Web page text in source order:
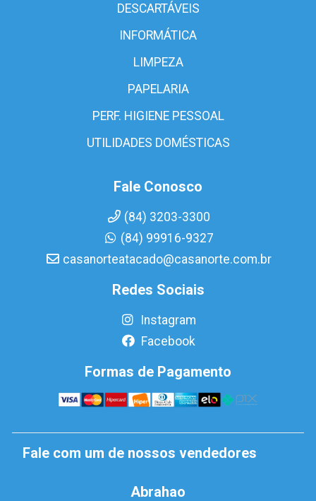
DESCARTÁVEIS
INFORMÁTICA
LIMPEZA
PAPELARIA
PERF. HIGIENE PESSOAL
UTILIDADES DOMÉSTICAS
Fale Conosco
(84) 3203-3300
(84) 99916-9327
casanorteatacado@casanorte.com.br
Redes Sociais
Instagram
Facebook
Formas de Pagamento
Fale com um de nossos vendedores
Abrahao